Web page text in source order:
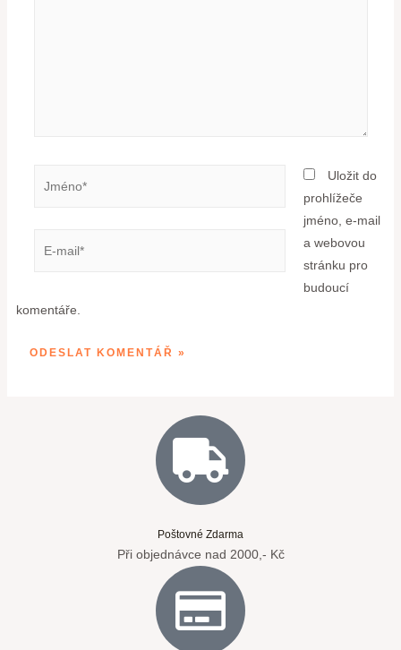
Uložit do
prohlížeče
jméno, e-mail
a webovou
stránku pro
budoucí
komentáře.
Poštovné Zdarma
Při objednávce nad 2000,- Kč